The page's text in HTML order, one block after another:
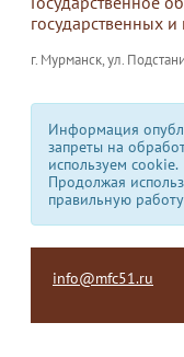
государственных
г. Мурманск, ул.
Информация
запреты на
используем сookie.
Продолжая
правильную
info@mfc51.ru